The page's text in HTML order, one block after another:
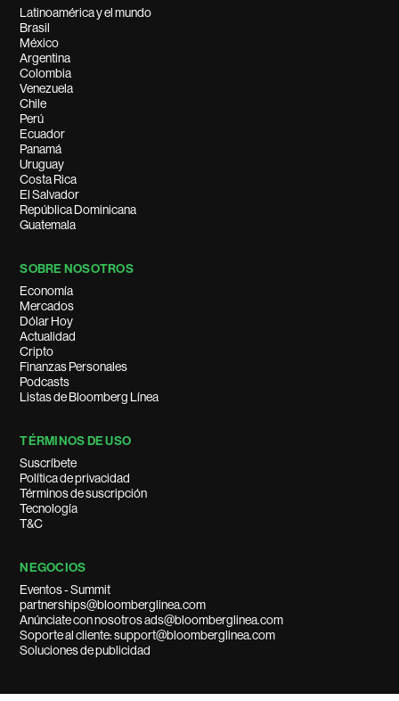
Latinoamérica y el mundo
Brasil
México
Argentina
Colombia
Venezuela
Chile
Perú
Ecuador
Panamá
Uruguay
Costa Rica
El Salvador
República Dominicana
Guatemala
SOBRE NOSOTROS
Economía
Mercados
Dólar Hoy
Actualidad
Cripto
Finanzas Personales
Podcasts
Listas de Bloomberg Línea
TÉRMINOS DE USO
Suscríbete
Política de privacidad
Términos de suscripción
Tecnología
T&C
NEGOCIOS
Eventos - Summit
partnerships@bloomberglinea.com
Anúnciate con nosotros ads@bloomberglinea.com
Soporte al cliente: support@bloomberglinea.com
Soluciones de publicidad